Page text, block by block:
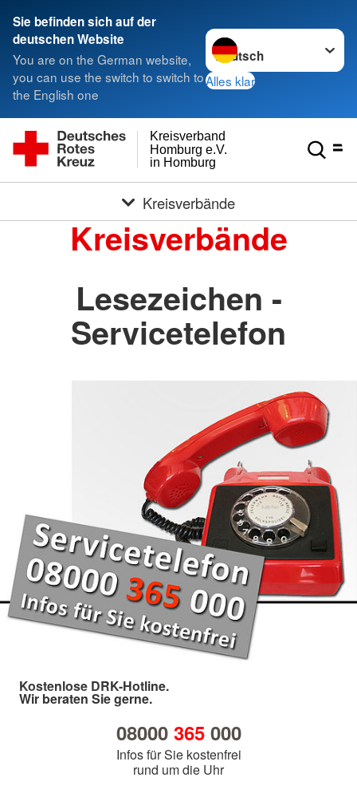
Sie befinden sich auf der
deutschen Website
You are on the German website,
you can use the switch to switch to
the English one
Sprache wechseln zu
Alles klar
in Homburg
Homburg e.V.
Kreisverband
Kreisverbände
Kreisverbände
Lesezeichen -
Servicetelefon
Kostenlose DRK-Hotline.
Wir beraten Sie gerne.
08000 365000
Infos für Sie kostenfrei
rund um die Uhr